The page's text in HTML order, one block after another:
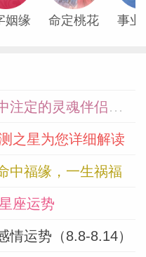
姻缘 命定桃花 事业
定的灵魂伴侣吗？
之星为您详细解读
中福缘，一生祸福
座运势
情运势（8.8-8.14）